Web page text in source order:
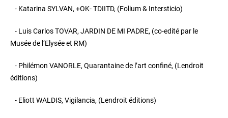
- Katarina SYLVAN, +OK- TDIITD, (Folium & Intersticio)
- Luis Carlos TOVAR, JARDIN DE MI PADRE, (co-edité par le
Musée de l’Elysée et RM)
- Philémon VANORLE, Quarantaine de l’art confiné, (Lendroit
éditions)
- Eliott WALDIS, Vigilancia, (Lendroit éditions)